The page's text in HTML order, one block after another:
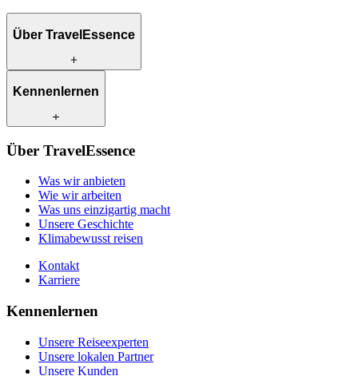
Über TravelEssence
Was wir anbieten
Was uns einzigartig macht
Klimabewusst reisen
Kontakt
Karriere
Kennenlernen
Unsere Reiseexperten
Unsere Kunden
Über TravelEssence
Was wir anbieten
Wie wir arbeiten
Was uns einzigartig macht
Unsere Geschichte
Klimabewusst reisen
Kontakt
Karriere
Kennenlernen
Unsere Reiseexperten
Unsere lokalen Partner
Unsere Kunden